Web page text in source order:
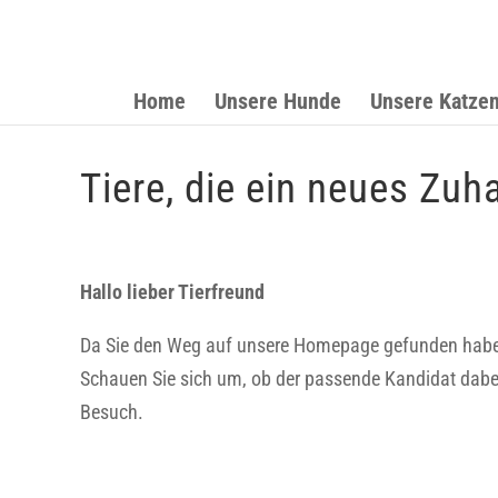
Home Unsere Hunde Unsere
Tiere, die ein neues
Hallo lieber Tierfreund
Da Sie den Weg auf unsere Homepage gefunden
Schauen Sie sich um, ob der passende Kandidat
Besuch.